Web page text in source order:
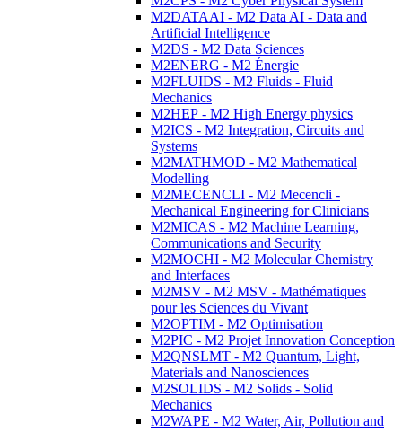
M2DATAAI - M2 Data AI - Data and
Artificial Intelligence
M2DS - M2 Data Sciences
M2ENERG - M2 Énergie
M2FLUIDS - M2 Fluids - Fluid
Mechanics
M2HEP - M2 High Energy physics
M2ICS - M2 Integration, Circuits and
Systems
M2MATHMOD - M2 Mathematical
Modelling
M2MECENCLI - M2 Mecencli -
Mechanical Engineering for Clinicians
M2MICAS - M2 Machine Learning,
Communications and Security
M2MOCHI - M2 Molecular Chemistry
and Interfaces
M2MSV - M2 MSV - Mathématiques
pour les Sciences du Vivant
M2OPTIM - M2 Optimisation
M2PIC - M2 Projet Innovation Conception
M2QNSLMT - M2 Quantum, Light,
Materials and Nanosciences
M2SOLIDS - M2 Solids - Solid
Mechanics
M2WAPE - M2 Water, Air, Pollution and